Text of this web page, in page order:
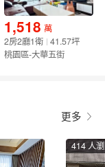
1,518 萬
2房2廳1衛 41.57坪
桃園區-大華五街
更多
414 人